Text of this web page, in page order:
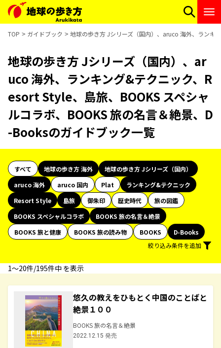
TOP ガイドブック 地球の歩き方 Jシリーズ（国内）、aruco 海外、ランキ
地球の歩き方 Jシリーズ（国内）、ar
uco 海外、ランキング&テクニック、R
esort Style、島旅、BOOKS スペシャ
ルコラボ、BOOKS 旅の名言＆絶景、D
-Booksのガイドブック一覧
すべて 地球の歩き方 海外
地球の歩き方 Jシリーズ（国内）
aruco 海外
aruco 国内 Plat
ランキング&テクニック
Resort Style
島旅 御朱印 歴史時代
旅の図鑑
BOOKS スペシャルコラボ
BOOKS 旅の名言＆絶景
BOOKS 旅と健康
BOOKS 旅の読み物 BOOKS
D-Books
絞り込み条件を追加
1〜20件/195件中 を表示
悠久の教えをひもとく中国のことばと
絶景１００
BOOKS 旅の名言＆絶景
2022.12.15 発売